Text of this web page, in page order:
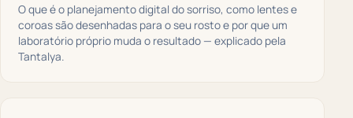
O que é o planejamento digital do sorriso, como lentes e
coroas são desenhadas para o seu rosto e por que um
laboratório próprio muda o resultado — explicado pela
Tantalya.